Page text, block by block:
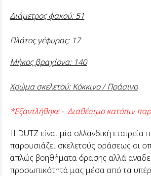
Διάμετρος φακού: 51
Πλάτος γέφυρας: 17
Μήκος βραχίονα: 140
Χρώμα σκελετού: Κόκκινο / Πράσινο
*Εξαντλήθηκε - Διαθέσιμο κατόπιν
H DUTZ είναι μία ολλανδική
παρουσιάζει σκελετούς οράσεως οι
απλώς βοηθήματα όρασης αλλά
προσωπικότητά μας μέσα από τα